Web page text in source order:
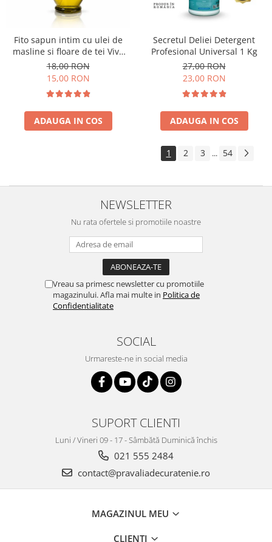
Fito sapun intim cu ulei de
masline si floare de tei Viva
Oliva 400 ml
18,00 RON
15,00 RON
ADAUGA IN COS
Secretul Deliei Detergent
Profesional Universal 1 Kg
27,00 RON
23,00 RON
ADAUGA IN COS
1 2 3 ... 54
NEWSLETTER
Nu rata ofertele si promotiile noastre
Vreau sa primesc newsletter cu promotiile
magazinului. Afla mai multe in Politica de
Confidentialitate
SOCIAL
Urmareste-ne in social media
SUPORT CLIENTI
Luni / Vineri 09 - 17 - Sâmbătă Duminică închis
021 555 2484
contact@pravaliadecuratenie.ro
MAGAZINUL MEU
CLIENTI